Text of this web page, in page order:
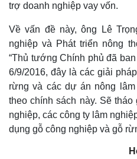
trợ doanh nghiệp vay vốn.
Về vấn đề này, ông Lê
nghiệp và Phát triển nông
“Thủ tướng Chính phủ đã
6/9/2016, đây là các giải
rừng và các dự án nông
theo chính sách này. Sẽ
nghiệp, các công ty lâm
dụng gỗ công nghiệp và gỗ